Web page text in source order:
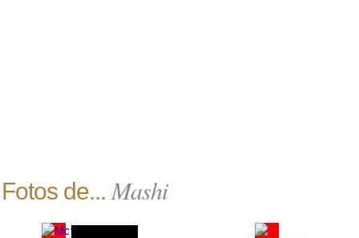
Fotos de... Mashi